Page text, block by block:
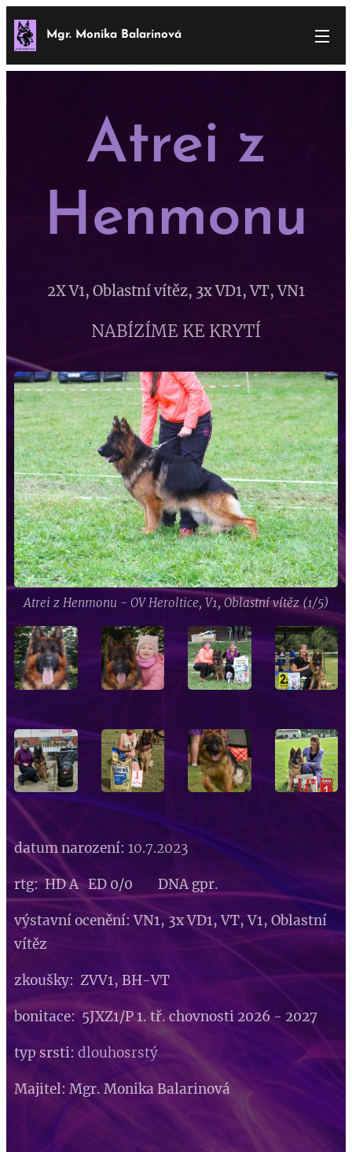
Mgr. Monika Balarinová
Atrei z
Henmonu
2X V1, Oblastní vítěz, 3x VD1, VT, VN1
NABÍZÍME KE KRYTÍ
Atrei z Henmonu - OV Heroltice, V1, Oblastní vítěz (1/5)
datum narození: 10.7.2023
rtg: HD A ED 0/0 DNA gpr.
výstavní ocenění: VN1, 3x VD1, VT, V1, Oblastní
vítěz
zkoušky: ZVV1, BH-VT
bonitace: 5JXZ1/P 1. tř. chovnosti 2026 - 2027
typ srsti: dlouhosrstý
Majitel: Mgr. Monika Balarinová